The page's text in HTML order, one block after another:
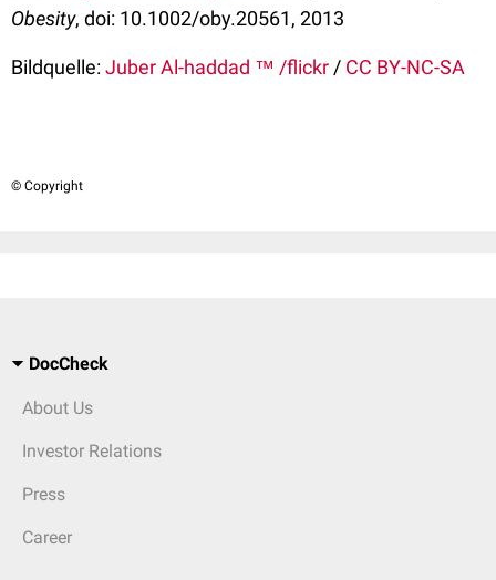
Obesity, doi: 10.1002/oby.20561, 2013
Bildquelle:Juber Al-haddad ™ /flickr / CC BY-NC-SA
© Copyright
DocCheck
About Us
Investor Relations
Press
Career